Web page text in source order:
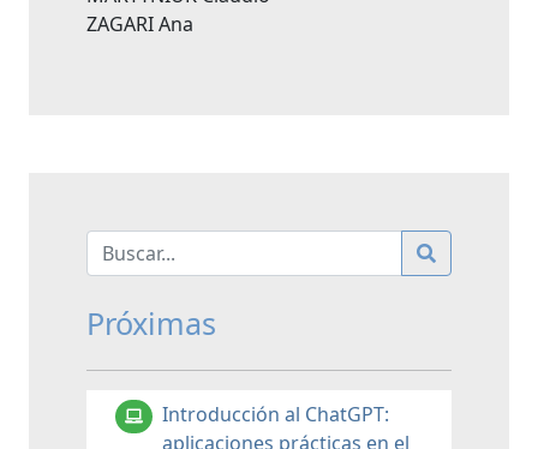
ZAGARI Ana
Próximas
Introducción al ChatGPT:
aplicaciones prácticas en el